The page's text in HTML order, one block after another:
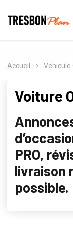
Accueil Vehicule
Voiture
PRO,
livraison
possible.